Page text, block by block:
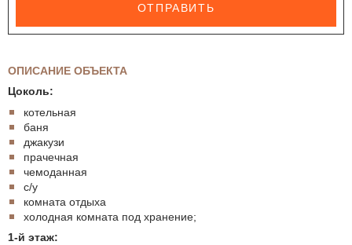
ОПИСАНИЕ ОБЪЕКТА
Цоколь:
котельная
баня
джакузи
прачечная
чемоданная
с/у
комната отдыха
холодная комната под хранение;
1-й этаж:
ОТПРАВИТЬ